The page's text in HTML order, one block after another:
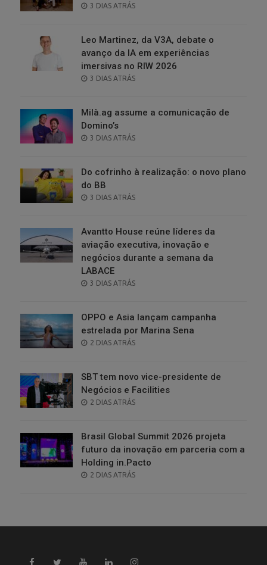
POSTED
3 DIAS ATRÁS
Leo Martinez, da V3A, debate o
avanço da IA em experiências
imersivas no RIW 2026
POSTED
3 DIAS ATRÁS
Milà.ag assume a comunicação de
Domino’s
POSTED
3 DIAS ATRÁS
Do cofrinho à realização: o novo plano
do BB
POSTED
3 DIAS ATRÁS
Avantto House reúne líderes da
aviação executiva, inovação e
negócios durante a semana da
LABACE
POSTED
3 DIAS ATRÁS
OPPO e Asia lançam campanha
estrelada por Marina Sena
POSTED
2 DIAS ATRÁS
SBT tem novo vice-presidente de
Negócios e Facilities
POSTED
2 DIAS ATRÁS
Brasil Global Summit 2026 projeta
futuro da inovação em parceria com a
Holding in.Pacto
POSTED
2 DIAS ATRÁS